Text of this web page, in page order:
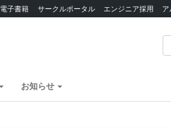
電子書籍 サークルポータル エンジニア採用
お知らせ